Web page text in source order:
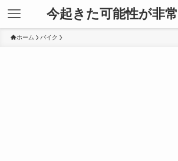
今起きた可能性が非
ホーム バイク